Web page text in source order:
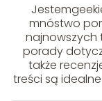
mnóstwo
najnowszych
porady
także
treści są